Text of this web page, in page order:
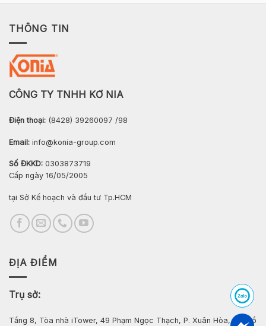
THÔNG TIN
CÔNG TY TNHH KƠ NIA
Điện thoại: (8428) 39260097 /98
Email: info@konia-group.com
Số ĐKKD: 0303873719
Cấp ngày 16/05/2005
tại Sở Kế hoạch và đầu tư Tp.HCM
ĐỊA ĐIỂM
Trụ sở:
Tầng 8, Tòa nhà iTower, 49 Phạm Ngọc Thạch, P. Xuân Hòa, Tp. Hồ